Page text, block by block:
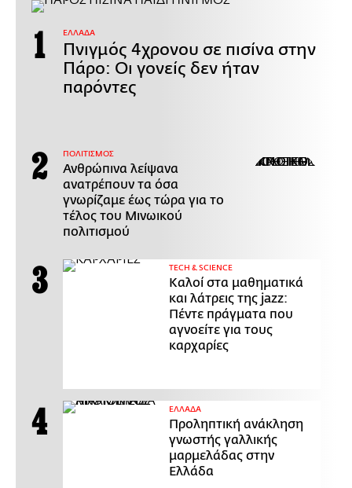
ΕΛΛΑΔΑ
Πνιγμός 4χρονου σε πισίνα στην
Πάρο: Οι γονείς δεν ήταν
παρόντες
ΠΟΛΙΤΙΣΜΟΣ
Ανθρώπινα λείψανα
ανατρέπουν τα όσα
γνωρίζαμε έως τώρα για το
τέλος του Μινωικού
πολιτισμού
ΤECH & SCIENCE
Καλοί στα μαθηματικά
και λάτρεις της jazz:
Πέντε πράγματα που
αγνοείτε για τους
καρχαρίες
ΕΛΛΑΔΑ
Προληπτική ανάκληση
γνωστής γαλλικής
μαρμελάδας στην
Ελλάδα